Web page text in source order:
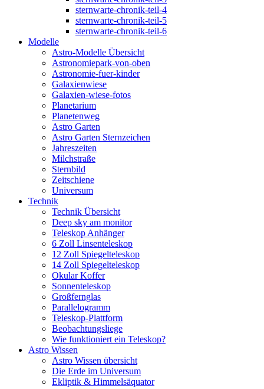
sternwarte-chronik-teil-4
sternwarte-chronik-teil-5
sternwarte-chronik-teil-6
Modelle
Astro-Modelle Übersicht
Astronomiepark-von-oben
Astronomie-fuer-kinder
Galaxienwiese
Galaxien-wiese-fotos
Planetarium
Planetenweg
Astro Garten
Astro Garten Sternzeichen
Jahreszeiten
Milchstraße
Sternbild
Zeitschiene
Universum
Technik
Technik Übersicht
Deep sky am monitor
Teleskop Anhänger
6 Zoll Linsenteleskop
12 Zoll Spiegelteleskop
14 Zoll Spiegelteleskop
Okular Koffer
Sonnenteleskop
Großfernglas
Parallelogramm
Teleskop-Plattform
Beobachtungsliege
Wie funktioniert ein Teleskop?
Astro Wissen
Astro Wissen übersicht
Die Erde im Universum
Ekliptik & Himmelsäquator